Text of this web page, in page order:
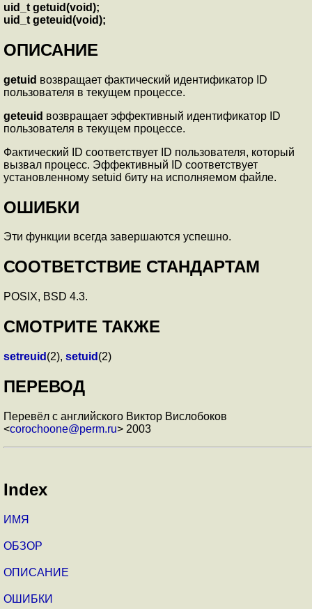
uid_t getuid(void);
uid_t geteuid(void);
ОПИСАНИЕ
getuid возвращает фактический идентификатор ID
пользователя в текущем процессе.
geteuid возвращает эффективный идентификатор ID
пользователя в текущем процессе.
Фактический ID соответствует ID пользователя, который
вызвал процесс. Эффективный ID соответствует
установленному setuid биту на исполняемом файле.
ОШИБКИ
Эти функции всегда завершаются успешно.
СООТВЕТСТВИЕ СТАНДАРТАМ
POSIX, BSD 4.3.
СМОТРИТЕ ТАКЖЕ
setreuid (2), setuid (2)
ПЕРЕВОД
Перевёл с английского Виктор Вислобоков
<corochoone@perm.ru> 2003
Index
ИМЯ
ОБЗОР
ОПИСАНИЕ
ОШИБКИ